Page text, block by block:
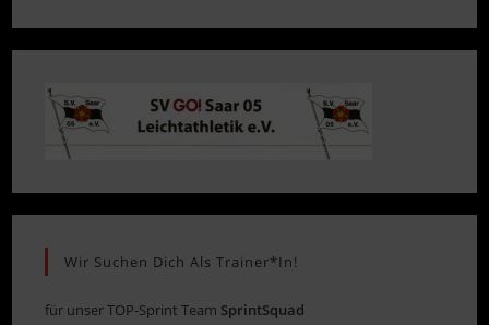
neuen neuen
Wir Suchen Dich Als Trainer*in!
für unser TOP-Sprint Team SprintSquad